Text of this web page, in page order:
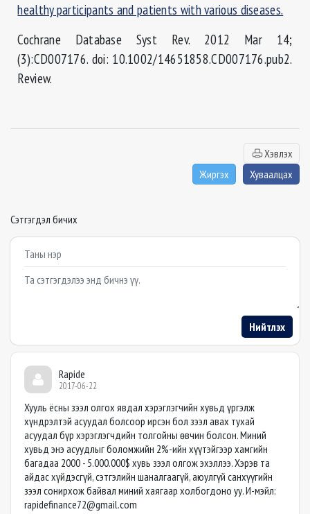
healthy participants and patients with various diseases.
Cochrane Database Syst Rev. 2012 Mar 14;
(3):CD007176. doi: 10.1002/14651858.CD007176.pub2.
Review.
Хэвлэх
Жиргэх
Хуваалцах
Сэтгэгдэл бичих
Example textarea
Нийтлэх
Rapide
2017-06-22
Хууль ёсны зээл олгох явдал хэрэглэгчийн хувьд үргэлж
хүндрэлтэй асуудал болсоор ирсэн бол зээл авах тухай
асуудал бүр хэрэглэгчдийн толгойны өвчин болсон. Миний
хувьд энэ асуудлыг боломжийн 2%-ийн хүүтэйгээр хамгийн
багадаа 2000 - 5.000.000$ хувь зээл олгож эхэллээ. Хэрэв та
айдас хүйдэсгүй, сэтгэлийн шаналгаагүй, аюулгүй санхүүгийн
зээл сонирхож байвал миний хаягаар холбогдоно уу. И-мэйл:
rapidefinance72@gmail.com